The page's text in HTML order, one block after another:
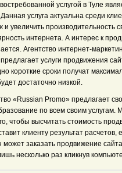
услугой в Туле
Данная услуга актуальна среди
и увеличить производительность
интернета. А интерес к
Агентство интернет-
услуги продвижения
короткие сроки получат
достаточно низкой.
«Russian Promo» предлагает
по всем своим услугам.
чтобы высчитать стоимость
клиенту результат
может заказать продвижение
несколько раз кликнув